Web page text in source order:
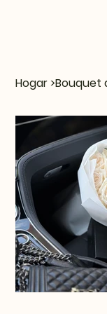
Hogar >Bouquet